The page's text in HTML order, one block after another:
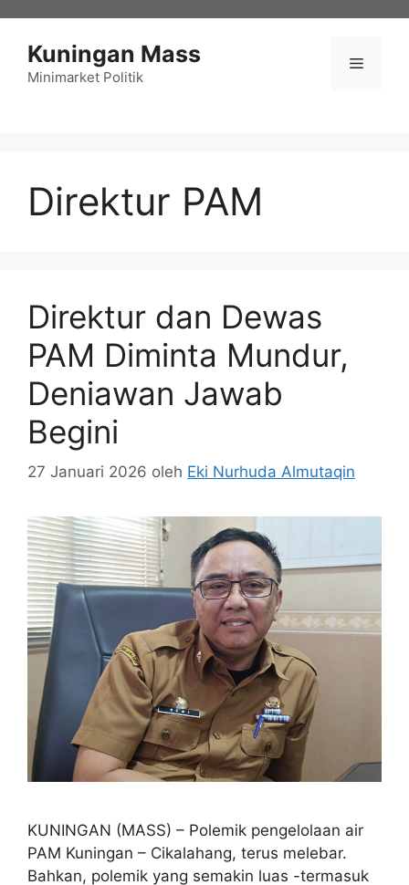
Kuningan Mass
Minimarket Politik
Menu
Direktur PAM
Direktur dan Dewas
PAM Diminta Mundur,
Deniawan Jawab
Begini
27 Januari 2026 oleh Eki Nurhuda Almutaqin
KUNINGAN (MASS) – Polemik pengelolaan air
PAM Kuningan – Cikalahang, terus melebar.
Bahkan, polemik yang semakin luas -termasuk